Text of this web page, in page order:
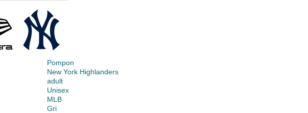
Pompon
New York Highlanders
adult
Unisex
MLB
Gri